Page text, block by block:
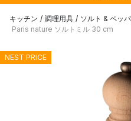
キッチン / 調理用具 / ソルト & ペッ
Paris nature ソルトミル 30 cm
NEST PRICE